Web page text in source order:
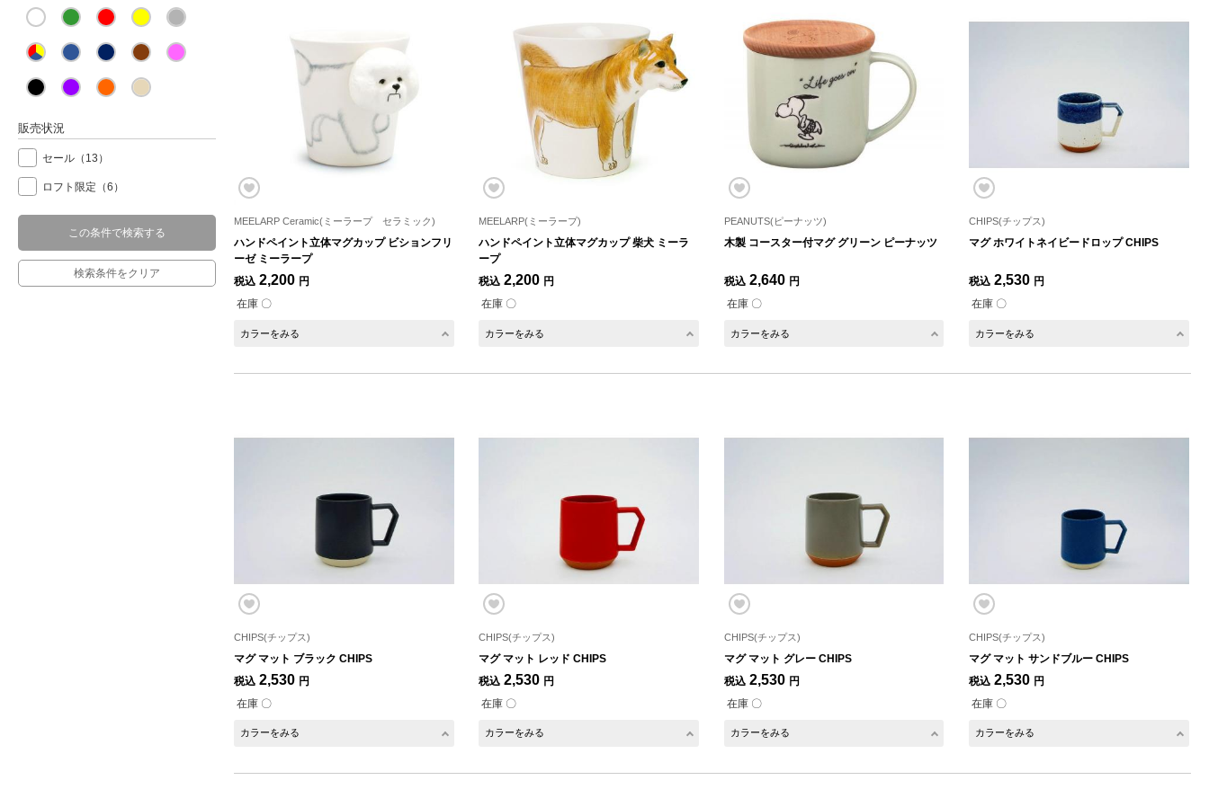
販売状況
セール （13）
ロフト限定 （6）
この条件で検索する
検索条件をクリア
MEELARP Ceramic(ミーラープ セラミック)
ハンドペイント立体マグカップ ビションフリ
ーゼ ミーラープ
税込 2,200 円
在庫 〇
カラーをみる
MEELARP(ミーラープ)
ハンドペイント立体マグカップ 柴犬 ミーラ
ープ
税込 2,200 円
在庫 〇
カラーをみる
PEANUTS(ピーナッツ)
木製 コースター付マグ グリーン ピーナッツ
税込 2,640 円
在庫 〇
カラーをみる
CHIPS(チップス)
マグ ホワイトネイビードロップ CHIPS
税込 2,530 円
在庫 〇
カラーをみる
CHIPS(チップス)
マグ マット ブラック CHIPS
税込 2,530 円
在庫 〇
カラーをみる
CHIPS(チップス)
マグ マット レッド CHIPS
税込 2,530 円
在庫 〇
カラーをみる
CHIPS(チップス)
マグ マット グレー CHIPS
税込 2,530 円
在庫 〇
カラーをみる
CHIPS(チップス)
マグ マット サンドブルー CHIPS
税込 2,530 円
在庫 〇
カラーをみる